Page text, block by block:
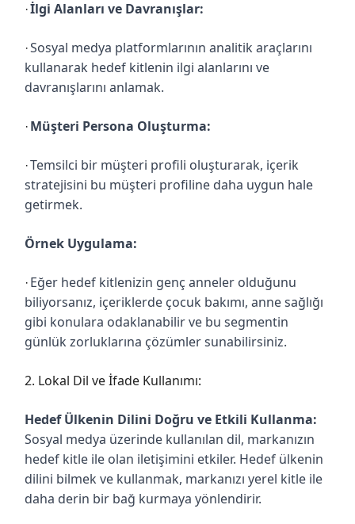
·İlgi Alanları ve Davranışlar:
·Sosyal medya platformlarının analitik araçlarını
kullanarak hedef kitlenin ilgi alanlarını ve
davranışlarını anlamak.
· Müşteri Persona Oluşturma:
·Temsilci bir müşteri profili oluşturarak, içerik
stratejisini bu müşteri profiline daha uygun hale
getirmek.
Örnek Uygulama:
· Eğer hedef kitlenizin genç anneler olduğunu
biliyorsanız, içeriklerde çocuk bakımı, anne sağlığı
gibi konulara odaklanabilir ve bu segmentin
günlük zorluklarına çözümler sunabilirsiniz.
2. Lokal Dil ve İfade Kullanımı:
Hedef Ülkenin Dilini Doğru ve Etkili Kullanma:
Sosyal medya üzerinde kullanılan dil, markanızın
hedef kitle ile olan iletişimini etkiler. Hedef ülkenin
dilini bilmek ve kullanmak, markanızı yerel kitle ile
daha derin bir bağ kurmaya yönlendirir.